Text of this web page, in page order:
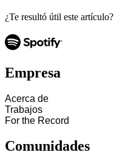
¿Te resultó útil este artículo?
Empresa
Acerca de
Trabajos
For the Record
Comunidades